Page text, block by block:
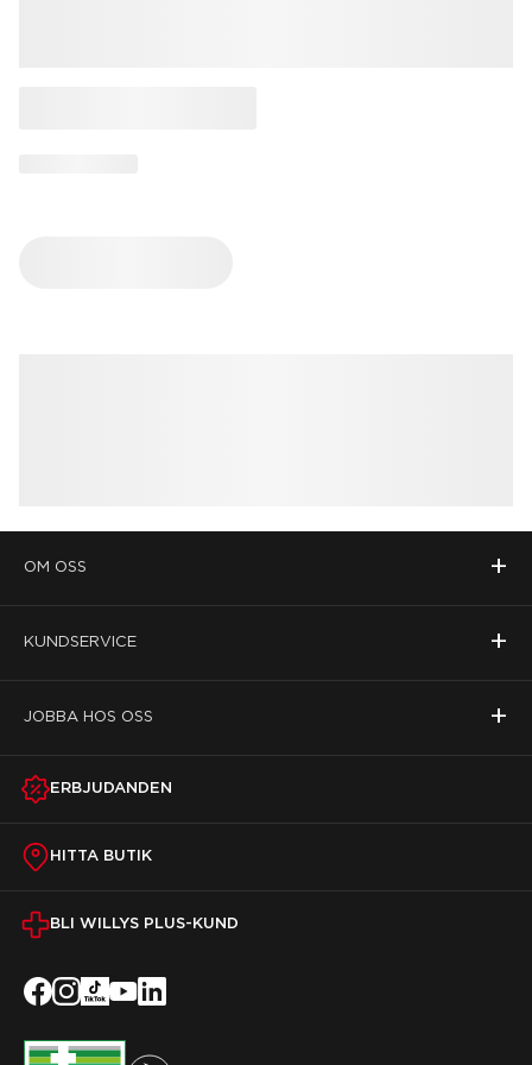
OM OSS +
KUNDSERVICE +
JOBBA HOS OSS +
ERBJUDANDEN
HITTA BUTIK
BLI WILLYS PLUS-KUND